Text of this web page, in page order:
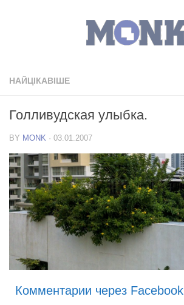
НАЙЦІКАВІШЕ
Голливудская улыбка.
BY MONK · 03.01.2007
Комментарии через Facebook